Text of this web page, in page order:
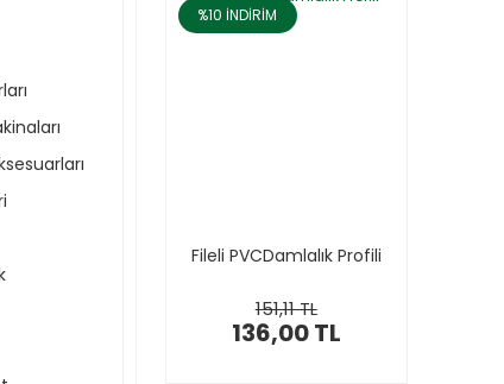
%10 İNDİRİM
Fileli PVCDamlalık Profili
151,11 TL
136,00 TL